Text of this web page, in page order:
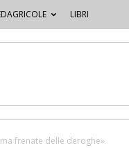
LIBRI
frenate delle deroghe»